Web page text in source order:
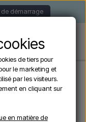
démarrage
CRM - Douche solaire
de tiers pour
le marketing et
par les visiteurs.
en cliquant sur
en matière de